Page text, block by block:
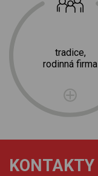
tradice,
rodinná firma
KONTAKTY